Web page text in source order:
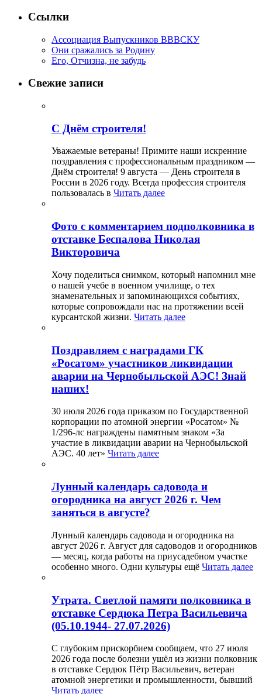
Ссылки
Ассоциация Выпускников ВВВСКУ
Они сражались за Родину
Его, Отчизна, не забудь
Свежие записи
С Днём строителя!
Уважаемые ветераны! Примите наши искренние
поздравления с профессиональным праздником —
Днём строителя! 9 августа — День строителя в
России в 2026 году. Всегда профессия строителя
пользовалась в Читать далее
Фото с комментарием подполковника в
отставке Беспалова Николая
Викторовича
Хочу поделиться снимком, который напомнил мне
о нашей учебе в военном училище, о тех
знаменательных и запоминающихся событиях,
которые сопровождали нас на протяжении всей
курсантской жизни. Читать далее
Поздравляем с наградами ГК
«Росатом» участников ликвидации
аварии на Чернобыльской АЭС! Знай
наших!
30 июля 2026 года приказом по Государственной
корпорации по атомной энергии «Росатом» №
1/296-лс награждены памятным знаком «За
участие в ликвидации аварии на Чернобыльской
АЭС. 40 лет» Читать далее
Лунный календарь садовода и
огородника на август 2026 г. Чем
заняться в августе?
Лунный календарь садовода и огородника на
август 2026 г. Август для садоводов и огородников
— месяц, когда работы на приусадебном участке
особенно много. Одни культуры ещё Читать далее
Утрата. Светлой памяти полковника в
отставке Сердюка Петра Васильевича
(05.10.1944- 27.07.2026)
С глубоким прискорбием сообщаем, что 27 июля
2026 года после болезни ушёл из жизни полковник
в отставке Сердюк Пётр Васильевич, ветеран
атомной энергетики и промышленности, бывший
Читать далее